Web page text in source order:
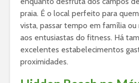
praia. É o local perfeito para
vista, passar tempo em família
aos entusiastas do fitness. Há
excelentes estabelecimentos
proximidades.